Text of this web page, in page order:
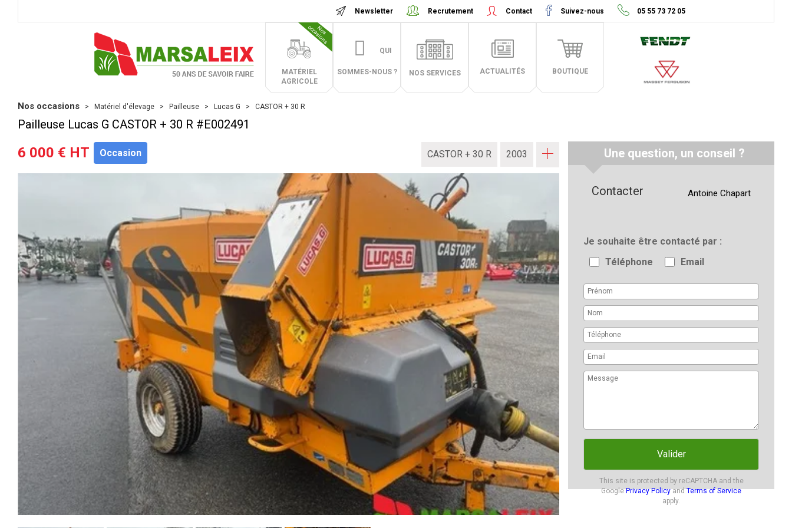
Newsletter Recrutement Contact Suivez-nous 05 55 73 72 05
MATÉRIEL
AGRICOLE
N
o
s
o
c
c
a
s
i
o
n
s
QUI
SOMMES-NOUS ? NOS SERVICES ACTUALITÉS BOUTIQUE
Nos occasions Matériel d'élevage Pailleuse Lucas G CASTOR + 30 R
Pailleuse Lucas G CASTOR + 30 R #E002491
6 000 € HT Occasion CASTOR + 30 R 2003 Une question, un conseil ?
Je souhaite être contacté par
Téléphone
Email
Valider
This site is protected by reCAPTCHA and the
GooglePrivacy PolicyandTerms of Service
apply.
Contacter Antoine Chapart